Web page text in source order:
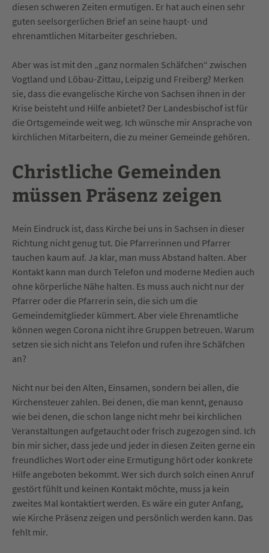
diesen schweren Zeiten ermutigen. Er hat auch einen sehr
guten seelsorgerlichen Brief an seine haupt- und
ehrenamtlichen Mitarbeiter geschrieben.
Aber was ist mit den „ganz normalen Schäfchen“ zwischen
Vogtland und Löbau-Zittau, Leipzig und Freiberg? Merken
sie, dass die evangelische Kirche von Sachsen ihnen in der
Krise beisteht und Hilfe anbietet? Der Landesbischof ist für
die Ortsgemeinde weit weg. Ich wünsche mir Ansprache von
kirchlichen Mitarbeitern, die zu meiner Gemeinde gehören.
Christliche Gemeinden
müssen Präsenz zeigen
Mein Eindruck ist, dass Kirche bei uns in Sachsen in dieser
Richtung nicht genug tut. Die Pfarrerinnen und Pfarrer
tauchen kaum auf. Ja klar, man muss Abstand halten. Aber
Kontakt kann man durch Telefon und moderne Medien auch
ohne körperliche Nähe halten. Es muss auch nicht nur der
Pfarrer oder die Pfarrerin sein, die sich um die
Gemeindemitglieder kümmert. Aber viele Ehrenamtliche
können wegen Corona nicht ihre Gruppen betreuen. Warum
setzen sie sich nicht ans Telefon und rufen ihre Schäfchen
an?
Nicht nur bei den Alten, Einsamen, sondern bei allen, die
Kirchensteuer zahlen. Bei denen, die man kennt, genauso
wie bei denen, die schon lange nicht mehr bei kirchlichen
Veranstaltungen aufgetaucht oder frisch zugezogen sind. Ich
bin mir sicher, dass jede und jeder in diesen Zeiten gerne ein
freundliches Wort oder eine Ermutigung hört oder konkrete
Hilfe angeboten bekommt. Wer sich durch solch einen Anruf
gestört fühlt und keinen Kontakt möchte, muss ja kein
zweites Mal kontaktiert werden. Es wäre ein guter Anfang,
wie Kirche Präsenz zeigen und persönlich werden kann. Das
fehlt mir.